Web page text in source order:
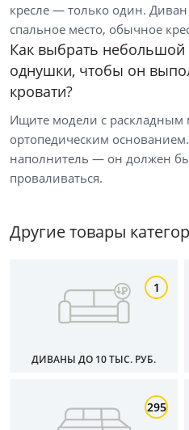
Глубина, см
Высота, см
от
Раскладной
Механизм
Пружинный блок
Дополнительные
кресле — только один.
спальное место, обычное
Как выбрать небольшой
однушки, чтобы он
кровати?
Ищите модели с раскладным
ортопедическим
наполнитель — он должен
проваливаться.
Другие товары
1
ДИВАНЫ ДО 10 ТЫС. РУБ.
295